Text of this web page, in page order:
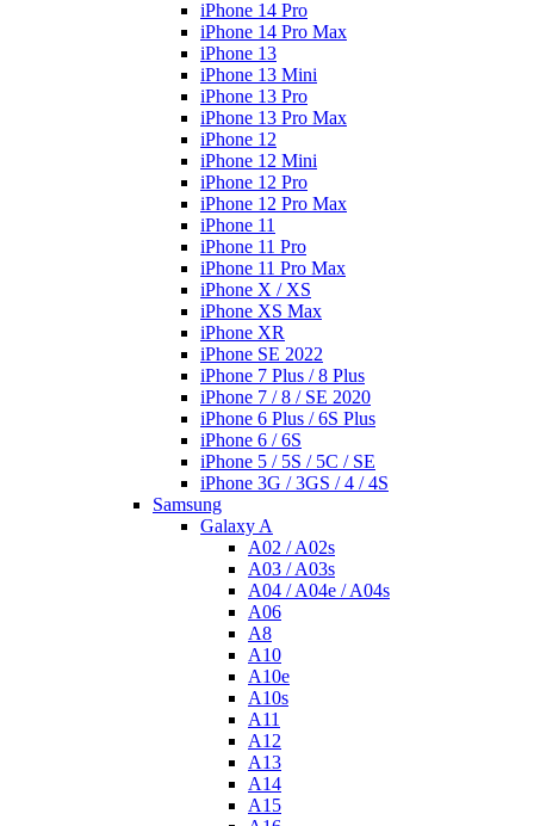
iPhone 14 Pro
iPhone 14 Pro Max
iPhone 13
iPhone 13 Mini
iPhone 13 Pro
iPhone 13 Pro Max
iPhone 12
iPhone 12 Mini
iPhone 12 Pro
iPhone 12 Pro Max
iPhone 11
iPhone 11 Pro
iPhone 11 Pro Max
iPhone X / XS
iPhone XS Max
iPhone XR
iPhone SE 2022
iPhone 7 Plus / 8 Plus
iPhone 7 / 8 / SE 2020
iPhone 6 Plus / 6S Plus
iPhone 6 / 6S
iPhone 5 / 5S / 5C / SE
iPhone 3G / 3GS / 4 / 4S
Samsung
Galaxy A
A02 / A02s
A03 / A03s
A04 / A04e / A04s
A06
A8
A10
A10e
A10s
A11
A12
A13
A14
A15